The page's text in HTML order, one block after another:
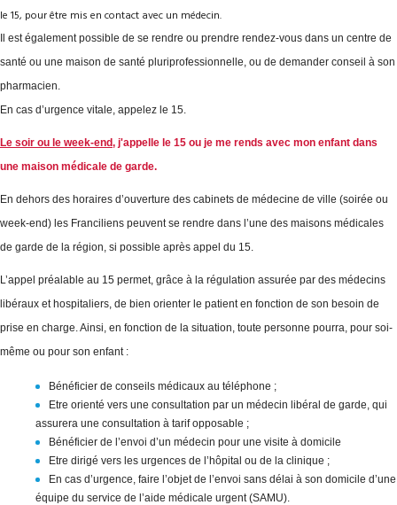
le 15, pour être mis en contact avec un médecin.
Il est également possible de se rendre ou prendre rendez-vous dans un centre de
santé ou une maison de santé pluriprofessionnelle, ou de demander conseil à son
pharmacien.
En cas d’urgence vitale, appelez le 15.
Le soir ou le week-end, j'appelle le 15 ou je me rends avec mon enfant dans
une maison médicale de garde.
En dehors des horaires d’ouverture des cabinets de médecine de ville (soirée ou
week-end) les Franciliens peuvent se rendre dans l’une des maisons médicales
de garde de la région, si possible après appel du 15.
L’appel préalable au 15 permet, grâce à la régulation assurée par des médecins
libéraux et hospitaliers, de bien orienter le patient en fonction de son besoin de
prise en charge. Ainsi, en fonction de la situation, toute personne pourra, pour soi-
même ou pour son enfant :
Bénéficier de conseils médicaux au téléphone ;
Etre orienté vers une consultation par un médecin libéral de garde, qui
assurera une consultation à tarif opposable ;
Bénéficier de l’envoi d’un médecin pour une visite à domicile
Etre dirigé vers les urgences de l’hôpital ou de la clinique ;
En cas d’urgence, faire l’objet de l’envoi sans délai à son domicile d’une
équipe du service de l’aide médicale urgent (SAMU).